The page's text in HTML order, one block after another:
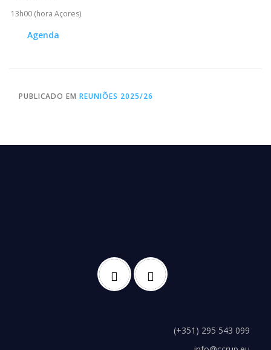
13h00 (hora Açores)
Agenda
PUBLICADO EM REUNIÕES 2025/26
(+351) 295 543 099